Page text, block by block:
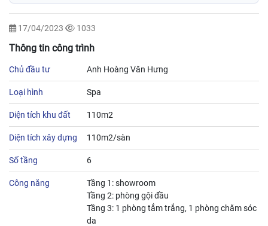
17/04/2023 1033
Thông tin công trình
Chủ đầu tư Anh Hoàng Văn Hưng
Loại hình Spa
Diện tích khu đất 110m2
Diện tích xây dựng 110m2/sàn
Số tầng 6
Công năng
Tầng 1: showroom
Tầng 2: phòng gội đầu
Tầng 3: 1 phòng tắm trắng, 1 phòng chăm sóc
da